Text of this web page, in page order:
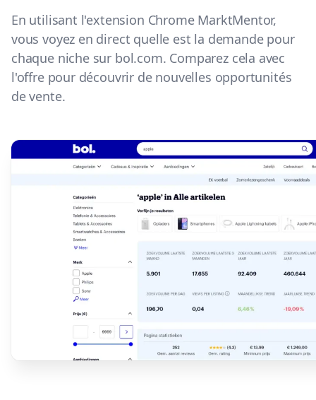
En utilisant l'extension Chrome MarktMentor,
vous voyez en direct quelle est la demande pour
chaque niche sur bol.com. Comparez cela avec
l'offre pour découvrir de nouvelles opportunités
de vente.